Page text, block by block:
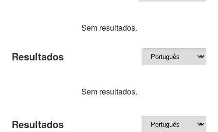
Sem resultados.
Resultados
Sem resultados.
Resultados